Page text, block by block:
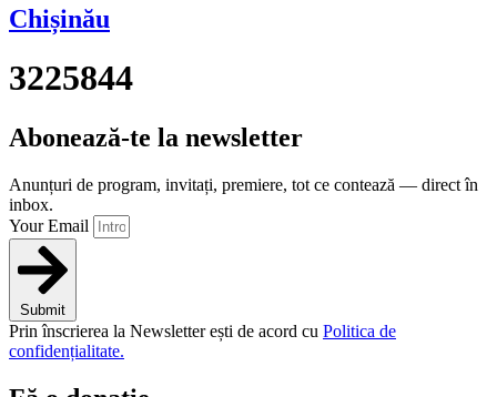
Chișinău
3225844
Abonează-te la newsletter
Anunțuri de program, invitați, premiere, tot ce contează — direct în
inbox.
Your Email
Submit
Prin înscrierea la Newsletter ești de acord cu Politica de
confidențialitate.